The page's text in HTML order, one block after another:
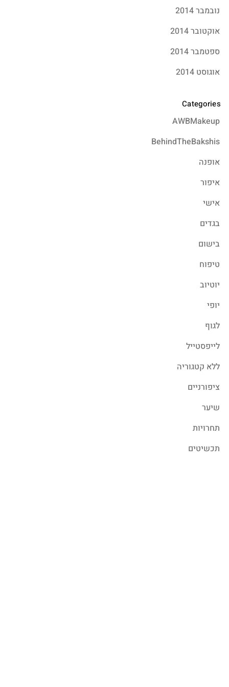
נובמבר 2014
אוקטובר 2014
ספטמבר 2014
אוגוסט 2014
Categories
AWBMakeup
BehindTheBakshis
אופנה
איפור
אישי
בגדים
בישום
טיפוח
יוטיוב
יופי
לגוף
לייפסטייל
ללא קטגוריה
ציפורניים
שיער
תחרויות
תכשיטים